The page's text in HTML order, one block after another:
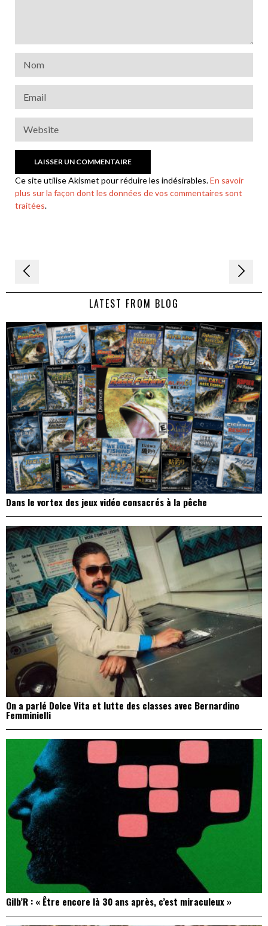
Ce site utilise Akismet pour réduire les indésirables.En savoir
plus sur la façon dont les données de vos commentaires sont
traitées.
Navigation
de LATEST FROM BLOG
Dans le vortex des jeux vidéo consacrés à la pêche
On a parlé Dolce Vita et lutte des classes avec Bernardino
Femminielli
Gilb’R : « Être encore là 30 ans après, c’est miraculeux »